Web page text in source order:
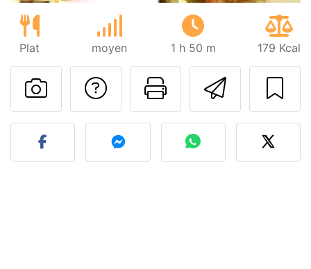
Plat moyen 1 h 50 m 179 Kcal
Imprimer
Poser une
Publier votre photo de